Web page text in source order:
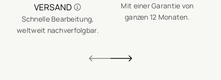
VERSAND
Schnelle Bearbeitung,
weltweit nachverfolgbar.
Mit einer Garantie von
ganzen 12 Monaten.